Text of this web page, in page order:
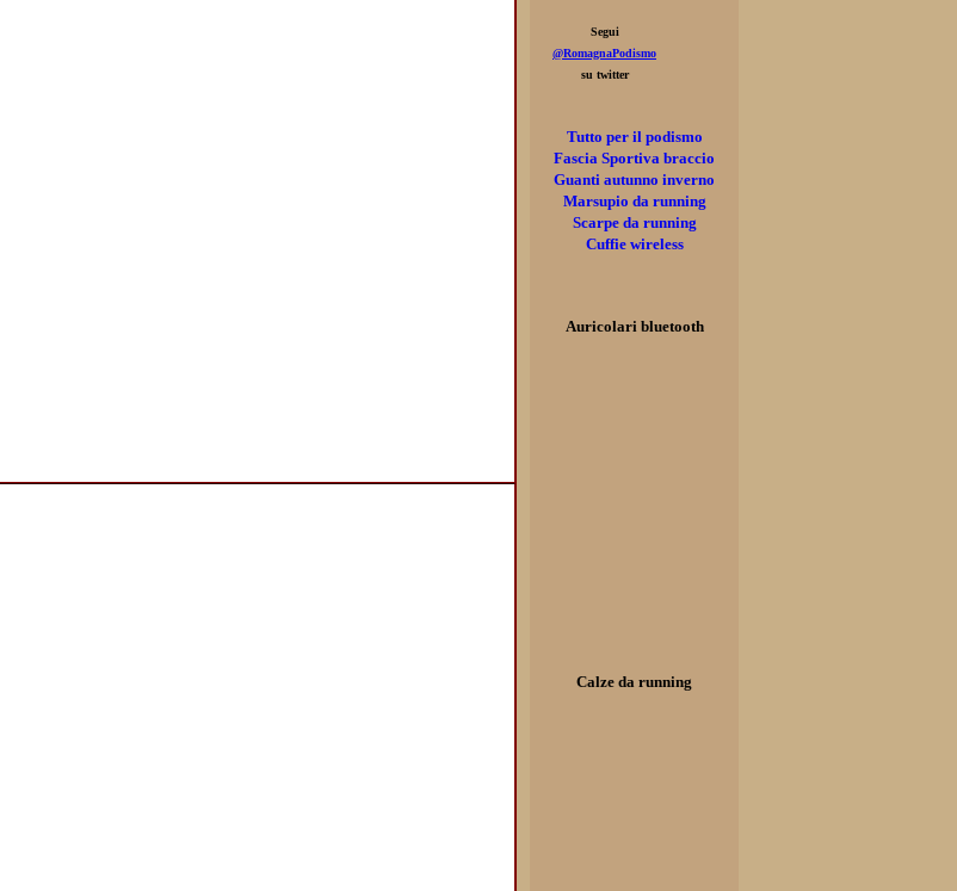
Segui
@RomagnaPodismo
su twitter
Tutto per il podismo
Fascia Sportiva braccio
Guanti autunno inverno
Marsupio da running
Scarpe da running
Cuffie wireless
Auricolari bluetooth
Calze da running